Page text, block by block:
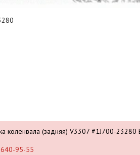
коленвала (задняя) V3307 #1J700-
95-55